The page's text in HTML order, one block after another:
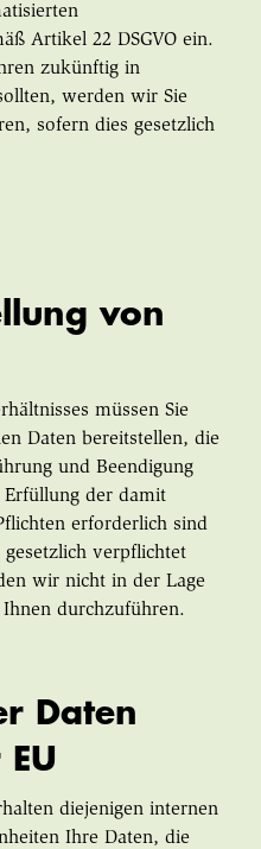
Artikel 22 DSGVO ein.
zukünftig in
werden wir Sie
sofern dies gesetzlich
von
müssen Sie
Daten bereitstellen, die
und Beendigung
Erfüllung der damit
erforderlich sind
verpflichtet
wir nicht in der Lage
Ihnen durchzuführen.
Daten
diejenigen internen
Ihre Daten, die